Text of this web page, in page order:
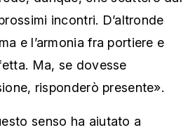
incontri. D’altronde
e l’armonia fra portiere e
Ma, se dovesse
risponderò presente».
senso ha aiutato a